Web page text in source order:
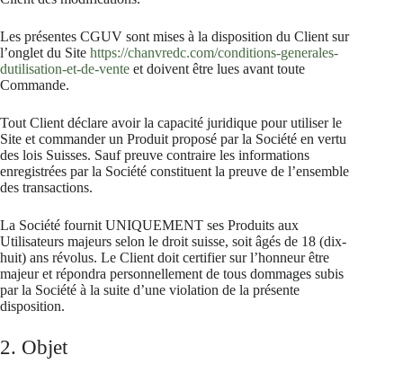
Les présentes CGUV sont mises à la disposition du Client sur
l’onglet du Site https://chanvredc.com/conditions-generales-
dutilisation-et-de-vente et doivent être lues avant toute
Commande.
Tout Client déclare avoir la capacité juridique pour utiliser le
Site et commander un Produit proposé par la Société en vertu
des lois Suisses. Sauf preuve contraire les informations
enregistrées par la Société constituent la preuve de l’ensemble
des transactions.
La Société fournit UNIQUEMENT ses Produits aux
Utilisateurs majeurs selon le droit suisse, soit âgés de 18 (dix-
huit) ans révolus. Le Client doit certifier sur l’honneur être
majeur et répondra personnellement de tous dommages subis
par la Société à la suite d’une violation de la présente
disposition.
2. Objet